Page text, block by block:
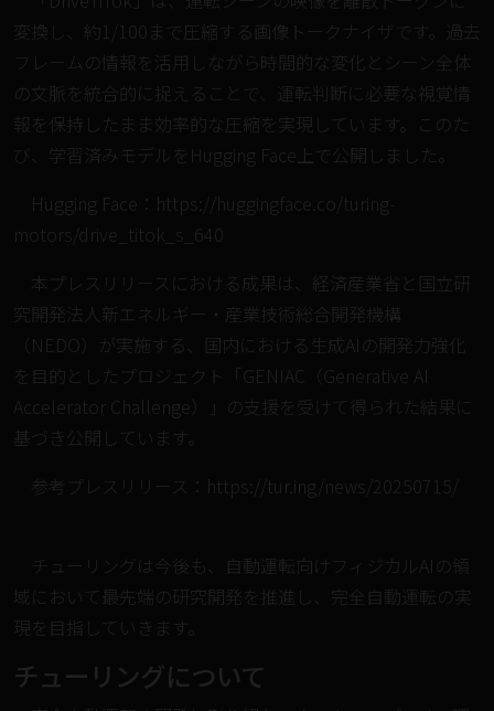
変換し、約1/100まで圧縮する画像トークナイザです。過去
フレームの情報を活用しながら時間的な変化とシーン全体
の文脈を統合的に捉えることで、運転判断に必要な視覚情
報を保持したまま効率的な圧縮を実現しています。このた
び、学習済みモデルをHugging Face上で公開しました。
Hugging Face： https://huggingface.co/turing-
motors/drive_titok_s_640
本プレスリリースにおける成果は、経済産業省と国立研
究開発法人新エネルギー・産業技術総合開発機構
（NEDO）が実施する、国内における生成AIの開発力強化
を目的としたプロジェクト「GENIAC（Generative AI
Accelerator Challenge）」の支援を受けて得られた結果に
基づき公開しています。
参考プレスリリース： https://tur.ing/news/20250715/
チューリングは今後も、自動運転向けフィジカルAIの領
域において最先端の研究開発を推進し、完全自動運転の実
現を目指していきます。
チューリングについて